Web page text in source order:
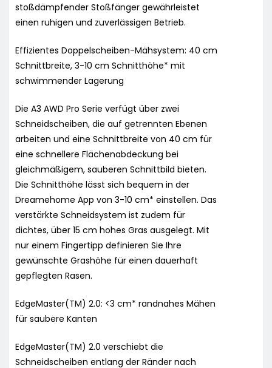
stoßdämpfender Stoßfänger gewährleistet
einen ruhigen und zuverlässigen Betrieb.
Effizientes Doppelscheiben-Mähsystem: 40 cm
Schnittbreite, 3-10 cm Schnitthöhe* mit
schwimmender Lagerung
Die A3 AWD Pro Serie verfügt über zwei
Schneidscheiben, die auf getrennten Ebenen
arbeiten und eine Schnittbreite von 40 cm für
eine schnellere Flächenabdeckung bei
gleichmäßigem, sauberen Schnittbild bieten.
Die Schnitthöhe lässt sich bequem in der
Dreamehome App von 3-10 cm* einstellen. Das
verstärkte Schneidsystem ist zudem für
dichtes, über 15 cm hohes Gras ausgelegt. Mit
nur einem Fingertipp definieren Sie Ihre
gewünschte Grashöhe für einen dauerhaft
gepflegten Rasen.
EdgeMaster(TM) 2.0: <3 cm* randnahes Mähen
für saubere Kanten
EdgeMaster(TM) 2.0 verschiebt die
Schneidscheiben entlang der Ränder nach